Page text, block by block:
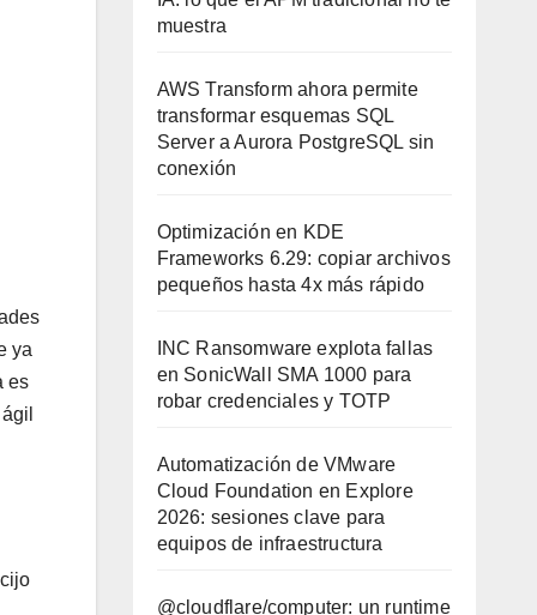
ya
es
muestra
AWS Transform ahora permite
transformar esquemas SQL
Server a Aurora PostgreSQL sin
conexión
Optimización en KDE
Frameworks 6.29: copiar archivos
pequeños hasta 4x más rápido
INC Ransomware explota fallas
en SonicWall SMA 1000 para
robar credenciales y TOTP
Automatización de VMware
Cloud Foundation en Explore
2026: sesiones clave para
equipos de infraestructura
@cloudflare/computer: un runtime